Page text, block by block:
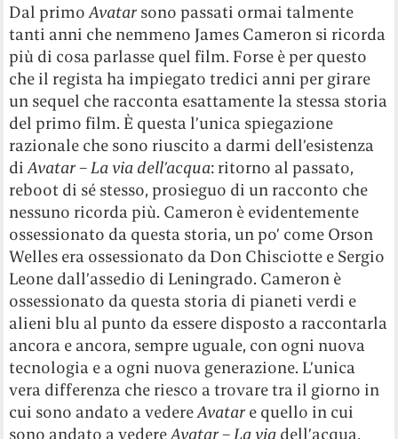
Dal primoAvatar sono passati ormai talmente
tanti anni che nemmeno James Cameron si ricorda
più di cosa parlasse quel film. Forse è per questo
che il regista ha impiegato tredici anni per girare
un sequel che racconta esattamente la stessa storia
del primo film. È questa l’unica spiegazione
razionale che sono riuscito a darmi dell’esistenza
diAvatar – La via dell’acqua: ritorno al passato,
reboot di sé stesso, prosieguo di un racconto che
nessuno ricorda più. Cameron è evidentemente
ossessionato da questa storia, un po’ come Orson
Welles era ossessionato da Don Chisciotte e Sergio
Leone dall’assedio di Leningrado. Cameron è
ossessionato da questa storia di pianeti verdi e
alieni blu al punto da essere disposto a raccontarla
ancora e ancora, sempre uguale, con ogni nuova
tecnologia e a ogni nuova generazione. L’unica
vera differenza che riesco a trovare tra il giorno in
cui sono andato a vedereAvatar e quello in cui
sono andato a vedereAvatar – La via dell’acqua,